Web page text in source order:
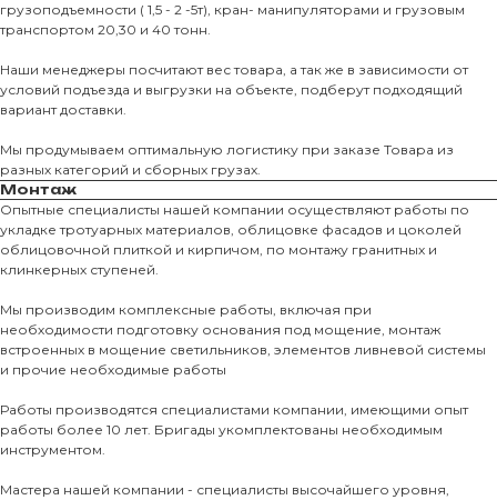
грузоподъемности ( 1,5 - 2 -5т), кран- манипуляторами и грузовым
транспортом 20,30 и 40 тонн.
Наши менеджеры посчитают вес товара, а так же в зависимости от
условий подъезда и выгрузки на объекте, подберут подходящий
вариант доставки.
Мы продумываем оптимальную логистику при заказе Товара из
разных категорий и сборных грузах.
Монтаж
Опытные специалисты нашей компании осуществляют работы по
укладке тротуарных материалов, облицовке фасадов и цоколей
облицовочной плиткой и кирпичом, по монтажу гранитных и
клинкерных ступеней.
Мы производим комплексные работы, включая при
необходимости подготовку основания под мощение, монтаж
встроенных в мощение светильников, элементов ливневой системы
и прочие необходимые работы
Работы производятся специалистами компании, имеющими опыт
работы более 10 лет. Бригады укомплектованы необходимым
инструментом.
Мастера нашей компании - специалисты высочайшего уровня,
О КОМПАНИИ
О нас
Ступени и